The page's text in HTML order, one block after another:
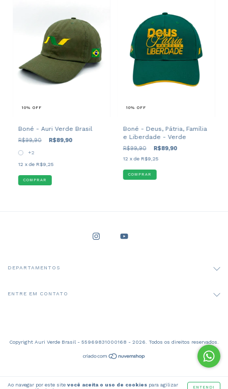
Ao navegar por este site você aceita o uso de cookies para agilizar
ENTENDI
10% OFF
Boné - Auri Verde Brasil
R$99,90 R$89,90
+2
12 x de R$9,25
COMPRAR
10%OFF
Boné - Deus, Pátria, Família
e Liberdade - Verde
R$99,90 R$89,90
12 x de R$9,25
DEPARTAMENTOS
ENTRE EM CONTATO
Copyright Auri Verde Brasil - 55969831000168 - 2026. Todos os direitos reservados.